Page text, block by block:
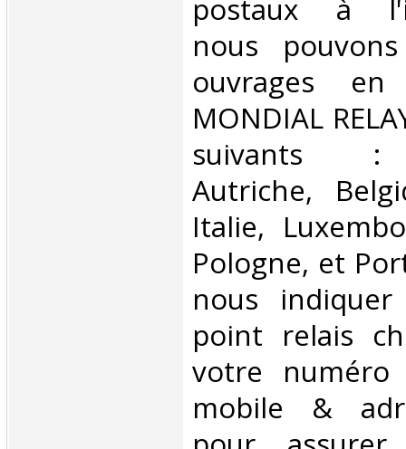
postaux à
nous
ouvrages
MONDIAL
suivants :
Autriche,
Italie,
Pologne, et
nous
point relais
votre numéro
mobile &